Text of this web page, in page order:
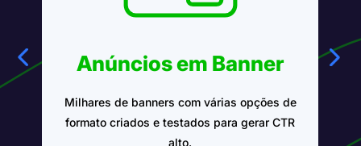
Anúncios em Banner
Milhares de banners com várias opções de
formato criados e testados para gerar CTR
alto.